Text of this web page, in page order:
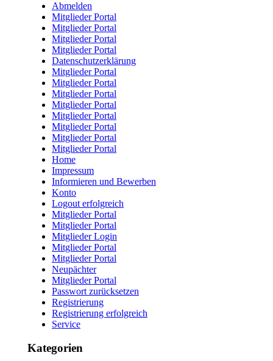
Abmelden
Mitglieder Portal
Mitglieder Portal
Mitglieder Portal
Mitglieder Portal
Datenschutzerklärung
Mitglieder Portal
Mitglieder Portal
Mitglieder Portal
Mitglieder Portal
Mitglieder Portal
Mitglieder Portal
Mitglieder Portal
Mitglieder Portal
Home
Impressum
Informieren und Bewerben
Konto
Logout erfolgreich
Mitglieder Portal
Mitglieder Portal
Mitglieder Login
Mitglieder Portal
Mitglieder Portal
Neupächter
Mitglieder Portal
Passwort zurücksetzen
Registrierung
Registrierung erfolgreich
Service
Kategorien